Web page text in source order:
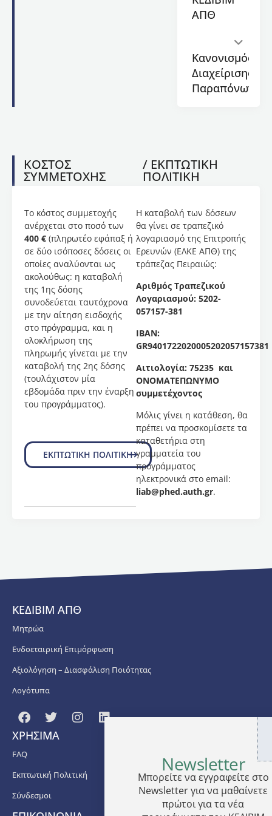
και
πρόγραμμα
σπουδών
που
αντανακλά
τις
σκοπό
να
συνεχή
επαγγελματική
εξέλιξη
όσων
εργάζονται
στο
ποδόσφαιρο
ανίχνευσης
σε
επίπεδο
ελίτ
νέων
και στο
υψηλό
ανταγωνιστικό
Επιστημονικός
Υπεύθυνος
Μεταξάς,
Ποδοσφαίρου
στο
ΤΕΦΑΑ
Θεσσαλονίκης
της
ΑΠΘ
Κανονισμός
Διαχείρισης
Παραπόνων
ΚΟΣΤΟΣ
ΣΥΜΜΕΤΟΧΗΣ
/ ΕΚΠΤΩΤΙΚΗ
ΠΟΛΙΤΙΚΗ
Το κόστος συμμετοχής
ανέρχεται στο ποσό των
400 € (πληρωτέο εφάπαξ ή
σε δύο ισόποσες δόσεις οι
οποίες αναλύονται ως
ακολούθως: η καταβολή
της 1ης δόσης
συνοδεύεται ταυτόχρονα
με την αίτηση εισδοχής
στο πρόγραμμα, και η
ολοκλήρωση της
πληρωμής γίνεται με την
καταβολή της 2ης δόσης
(τουλάχιστον μία
εβδομάδα πριν την έναρξη
του προγράμματος).
ΕΚΠΤΩΤΙΚΗ ΠΟΛΙΤΙΚΗ
Η καταβολή των δόσεων
θα γίνει σε τραπεζικό
λογαριασμό της Επιτροπής
Ερευνών (ΕΛΚΕ ΑΠΘ) της
τράπεζας Πειραιώς:
Αριθμός Τραπεζικού
Λογαριασμού: 5202-
057157-381
IBAN:
GR9401722020005202057157381
Αιτιολογία: 75235 και
ΟΝΟΜΑΤΕΠΩΝΥΜΟ
συμμετέχοντος
Μόλις γίνει η κατάθεση, θα
πρέπει να προσκομίσετε τα
καταθετήρια στη
γραμματεία του
προγράμματος
ηλεκτρονικά στο email:
liab@phed.auth.gr.
ΚΕΔΙΒΙΜ ΑΠΘ
Μητρώα
Ενδοεταιρική Επιμόρφωση
Αξιολόγηση – Διασφάλιση Ποιότητας
Λογότυπα
ΧΡΗΣΙΜΑ
FAQ
Εκπτωτική Πολιτική
Σύνδεσμοι
Newsletter
Μπορείτε να εγγραφείτε στο
Newsletter για να μαθαίνετε
πρώτοι για τα νέα